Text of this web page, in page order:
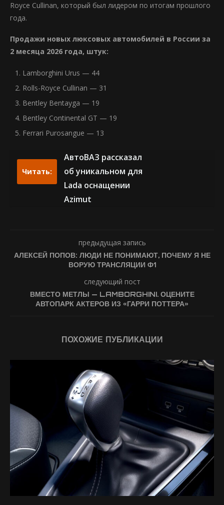
Royce Cullinan, который был лидером по итогам прошлого
года.
Продажи новых люксовых автомобилей в России за
2 месяца 2026 года, штук:
Lamborghini Urus — 44
Rolls-Royce Cullinan — 31
Bentley Bentayga — 19
Bentley Continental GT — 19
Ferrari Purosangue — 13
Читать:
АвтоВАЗ рассказал
об уникальном для
Lada оснащении
Azimut
предыдущая запись
АЛЕКСЕЙ ПОПОВ: ЛЮДИ НЕ ПОНИМАЮТ, ПОЧЕМУ Я НЕ
ВОРУЮ ТРАНСЛЯЦИИ Ф1
следующий пост
ВМЕСТО МЕТЛЫ — LAMBORGHINI. ОЦЕНИТЕ
АВТОПАРК АКТЕРОВ ИЗ «ГАРРИ ПОТТЕРА»
ПОХОЖИЕ ПУБЛИКАЦИИ